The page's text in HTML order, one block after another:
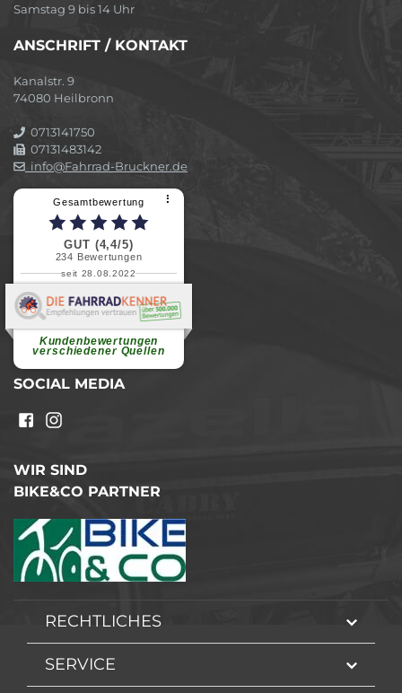
Samstag 9 bis 14 Uhr
ANSCHRIFT / KONTAKT
Kanalstr. 9
74080 Heilbronn
0713141750
07131483142
info@Fahrrad-Bruckner.de
Gesamtbewertung ⠇
GUT (4,4/5)
234 Bewertungen
seit 28.08.2022
Kundenbewertungen
verschiedener Quellen
Elvira B.
Superschnelle und freundliche
weiterlesen
SOCIAL MEDIA
WIR SIND
BIKE&CO PARTNER
RECHTLICHES
SERVICE